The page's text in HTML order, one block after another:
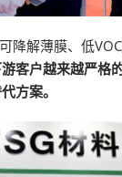
降解薄膜、低
客户越来越严格
方案。